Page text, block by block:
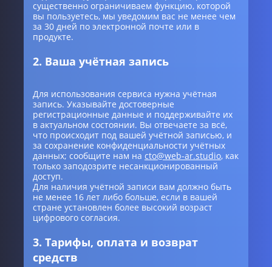
существенно ограничиваем функцию, которой
вы пользуетесь, мы уведомим вас не менее чем
за 30 дней по электронной почте или в
продукте.
2. Ваша учётная запись
Для использования сервиса нужна учётная
запись. Указывайте достоверные
регистрационные данные и поддерживайте их
в актуальном состоянии. Вы отвечаете за всё,
что происходит под вашей учётной записью, и
за сохранение конфиденциальности учётных
данных; сообщите нам на cto@web-ar.studio, как
только заподозрите несанкционированный
доступ.
Для наличия учётной записи вам должно быть
не менее 16 лет либо больше, если в вашей
стране установлен более высокий возраст
цифрового согласия.
3. Тарифы, оплата и возврат
средств